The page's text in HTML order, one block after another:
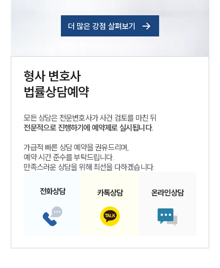
더 많은 강점 살펴보기
형사변호사
법률상담예약
모든 상담은 전문변호사가 사건 검토를 마친 뒤
전문적으로 진행하기에 예약제로 실시됩니다.
가급적 빠른 상담 예약을 권유드리며,
예약 시간 준수를 부탁드립니다.
만족스러운 상담을 위해 최선을 다하겠습니다.
전화상담 카톡상담 온라인상담